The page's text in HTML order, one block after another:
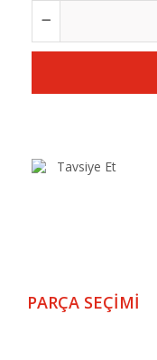
Tavsiye Et
PARÇA SEÇIMI